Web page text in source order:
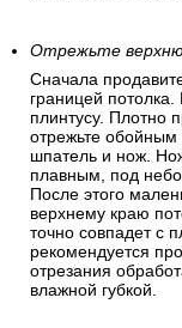
Отрежьте
Сначала
границей
плинтусу. Плотно
отрежьте
шпатель и нож.
плавным, под
После этого
верхнему краю
точно совпадет с
рекомендуется
отрезания
влажной губкой.